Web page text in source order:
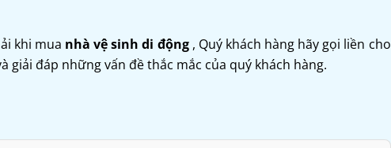
khi mua nhà vệ sinh di động, Quý khách hàng hãy gọi liền cho
giải đáp những vấn đề thắc mắc của quý khách hàng.